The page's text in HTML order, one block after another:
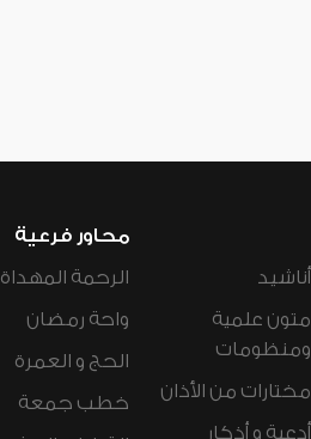
أناشيد
متون علمية
ومنظومات
مختارات من الأذان
أدعية و أذكار
محاور فرعية
الرحمة المهداة
واحة رمضان
الحج و العمرة
خطب جمعة